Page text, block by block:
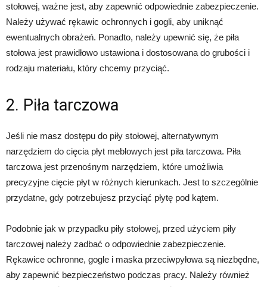
stołowej, ważne jest, aby zapewnić odpowiednie zabezpieczenie.
Należy używać rękawic ochronnych i gogli, aby uniknąć
ewentualnych obrażeń. Ponadto, należy upewnić się, że piła
stołowa jest prawidłowo ustawiona i dostosowana do grubości i
rodzaju materiału, który chcemy przyciąć.
2. Piła tarczowa
Jeśli nie masz dostępu do piły stołowej, alternatywnym
narzędziem do cięcia płyt meblowych jest piła tarczowa. Piła
tarczowa jest przenośnym narzędziem, które umożliwia
precyzyjne cięcie płyt w różnych kierunkach. Jest to szczególnie
przydatne, gdy potrzebujesz przyciąć płytę pod kątem.
Podobnie jak w przypadku piły stołowej, przed użyciem piły
tarczowej należy zadbać o odpowiednie zabezpieczenie.
Rękawice ochronne, gogle i maska przeciwpyłowa są niezbędne,
aby zapewnić bezpieczeństwo podczas pracy. Należy również